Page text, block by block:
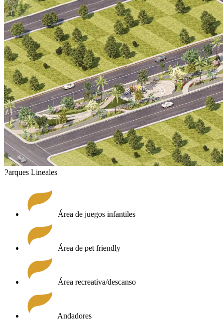
Parques Lineales
Área de juegos infantiles
Área de pet friendly
Área recreativa/descanso
Andadores